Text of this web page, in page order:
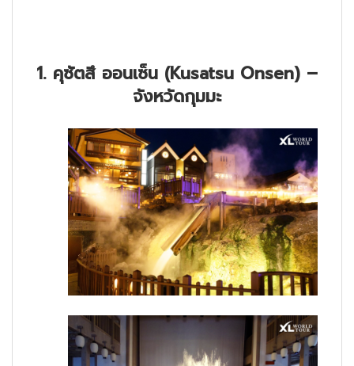
1. คุซัตสึ ออนเซ็น (Kusatsu Onsen) –
จังหวัดกุมมะ